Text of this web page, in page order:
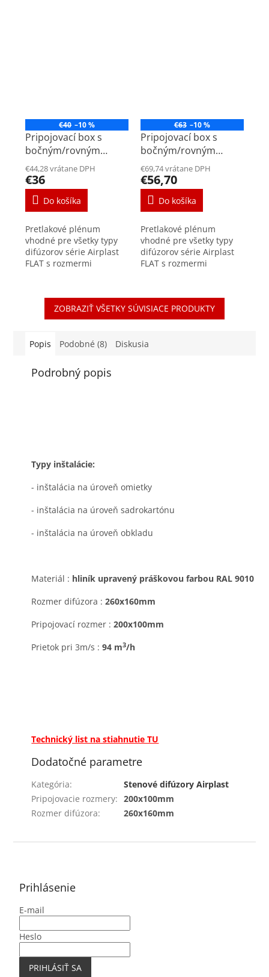
€40 –10 %
Pripojovací box s
bočným/rovným
pripojením
1xDN90mm,
200x100x100
€44,28 vrátane DPH
€36
Do košíka
Pretlakové plénum
vhodné pre všetky typy
difúzorov série Airplast
FLAT s rozmermi
špeciálne pre aplikáciu
do stien, vhodná je i do...
€63 –10 %
Pripojovací box s
bočným/rovným
pripojením
1xDN75mm,
200x100x100
€69,74 vrátane DPH
€56,70
Do košíka
Pretlakové plénum
vhodné pre všetky typy
difúzorov série Airplast
FLAT s rozmermi
špeciálne pre aplikáciu
do stien, vhodná je i do...
ZOBRAZIŤ VŠETKY SÚVISIACE PRODUKTY
Popis Podobné (8) Diskusia
Podrobný popis
Typy inštalácie:
- inštalácia na úroveň omietky
- inštalácia na úroveň sadrokartónu
- inštalácia na úroveň obkladu
Materiál : hliník upravený práškovou farbou RAL 9010
Rozmer difúzora :260x160mm
Pripojovací rozmer :200x100mm
Prietok pri 3m/s :94 m3/h
Technický list na stiahnutie TU
Dodatočné parametre
Kategória:
Stenové difúzory Airplast
Pripojovacie rozmery:
200x100mm
Rozmer difúzora: 260x160mm
Prihlásenie
E-mail
Heslo
PRIHLÁSIŤ SA